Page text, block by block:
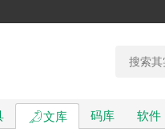
文库 码库 软件